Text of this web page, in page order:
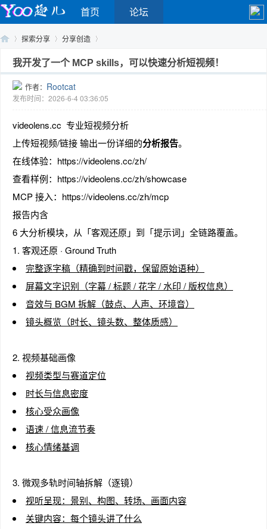
首页 论坛
探索分享
›
分享创造
我开发了一个 MCP skills，可以快速分析短视频！
作者： Rootcat
发布时间：2026-6-4 03:36:05
videolens.cc 专业短视频分析
上传短视频/链接 输出一份详细的分析报告。
在线体验：https://videolens.cc/zh/
查看样例：https://videolens.cc/zh/showcase
MCP 接入：https://videolens.cc/zh/mcp
报告内含
6 大分析模块，从「客观还原」到「提示词」全链路覆盖。
1. 客观还原 · Ground Truth
完整逐字稿（精确到时间戳，保留原始语种）
屏幕文字识别（字幕 / 标题 / 花字 / 水印 / 版权信息）
音效与 BGM 拆解（鼓点、人声、环境音）
镜头概览（时长、镜头数、整体质感）
2. 视频基础画像
视频类型与赛道定位
时长与信息密度
核心受众画像
语速 / 信息流节奏
核心情绪基调
3. 微观多轨时间轴拆解（逐镜）
视听呈现：景别、构图、转场、画面内容
关键内容：每个镜头讲了什么